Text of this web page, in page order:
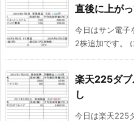
直後に上が
今日はサン電子
2株追加です。
楽天225ダ
し
今日は楽天225